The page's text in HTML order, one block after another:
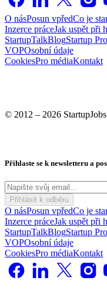
O násPosun vpředCo je
Inzerce práceJak uspět při
StartupTalkBlogStartup
VOPOsobní údaje
CookiesPro médiaKontakt
© 2012 – 2026
Přihlaste se k newsletteru a
Přihlásit k odběru
O násPosun vpředCo je
Inzerce práceJak uspět při
StartupTalkBlogStartup
VOPOsobní údaje
CookiesPro médiaKontakt